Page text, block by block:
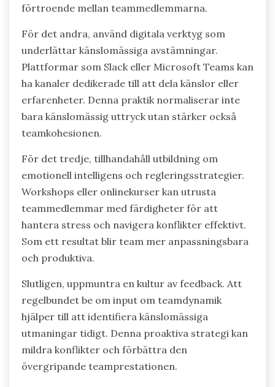
förtroende mellan teammedlemmarna.
För det andra, använd digitala verktyg som
underlättar känslomässiga avstämningar.
Plattformar som Slack eller Microsoft Teams kan
ha kanaler dedikerade till att dela känslor eller
erfarenheter. Denna praktik normaliserar inte
bara känslomässig uttryck utan stärker också
teamkohesionen.
För det tredje, tillhandahåll utbildning om
emotionell intelligens och regleringsstrategier.
Workshops eller onlinekurser kan utrusta
teammedlemmar med färdigheter för att
hantera stress och navigera konflikter effektivt.
Som ett resultat blir team mer anpassningsbara
och produktiva.
Slutligen, uppmuntra en kultur av feedback. Att
regelbundet be om input om teamdynamik
hjälper till att identifiera känslomässiga
utmaningar tidigt. Denna proaktiva strategi kan
mildra konflikter och förbättra den
övergripande teamprestationen.